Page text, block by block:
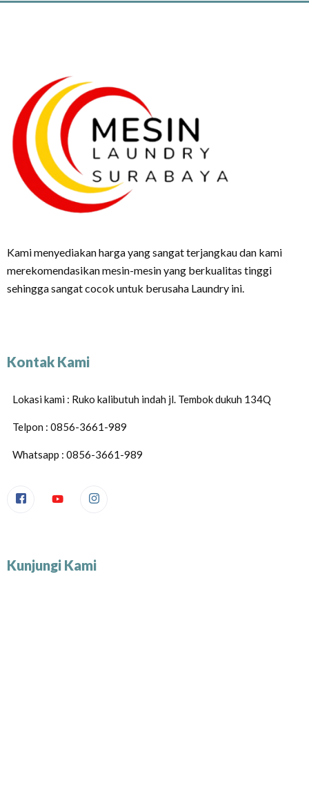
Kami menyediakan harga yang sangat terjangkau dan kami
merekomendasikan mesin-mesin yang berkualitas tinggi
sehingga sangat cocok untuk berusaha Laundry ini.
Kontak Kami
Lokasi kami : Ruko kalibutuh indah jl. Tembok dukuh 134Q
Telpon : 0856-3661-989
Whatsapp : 0856-3661-989
Kunjungi Kami